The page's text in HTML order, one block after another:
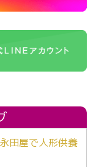
田屋で人形供養